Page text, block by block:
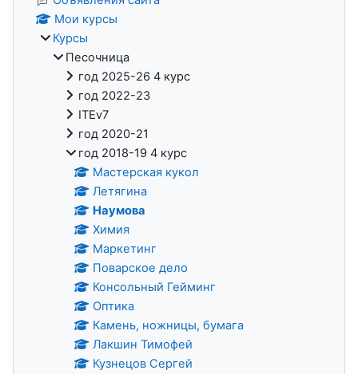
Мои курсы
Курсы
Песочница
год 2025-26 4 курс
год 2022-23
ITEv7
год 2020-21
год 2018-19 4 курс
Мастерская кукол
Летягина
Наумова
Химия
Маркетинг
Поварское дело
Консольный Гейминг
Оптика
Камень, ножницы, бумага
Лакшин Тимофей
Кузнецов Сергей